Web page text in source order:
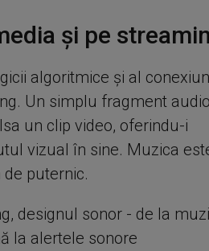
și pe
algoritmice și al
Un simplu fragment audio
un clip video, oferindu-i
vizual în sine. Muzica
puternic.
designul sonor - de la
la alertele sonore